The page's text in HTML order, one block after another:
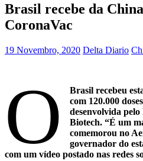
Brasil recebe da
CoronaVac
19 Novembro, 2020 Delta Diario
O
Brasil recebeu
com 120.000
desenvolvida
Biotech. “É um
comemorou no
governador do
com um vídeo postado nas redes